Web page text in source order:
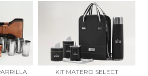
KIT MATERO SELECT